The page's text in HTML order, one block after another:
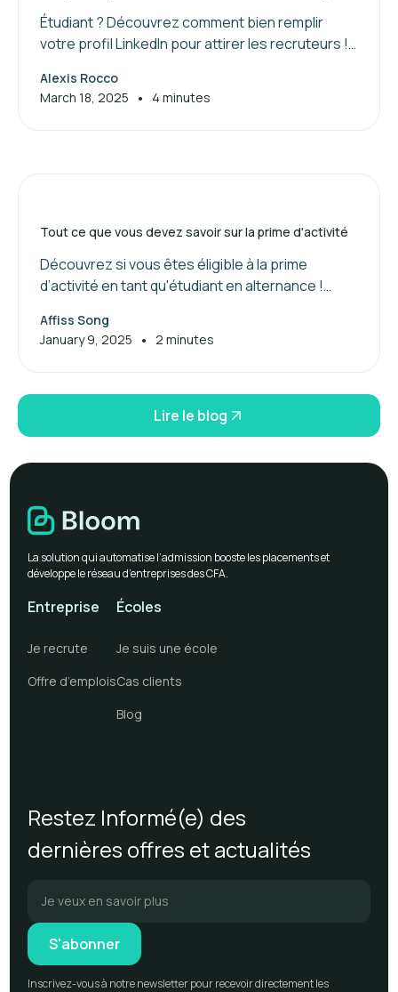
Étudiant ? Découvrez comment bien remplir
votre profil LinkedIn pour attirer les recruteurs !
compétences et booster votre réseau.
Alexis Rocco
March 18, 2025
• 4 minutes
Tout ce que vous devez savoir sur la prime d'activité
Découvrez si vous êtes éligible à la prime
d’activité en tant qu'étudiant en alternance !
Affiss Song
January 9, 2025
• 2 minutes
Lire le blog
Restez Informé(e) des
dernières offres et actualités
Inscrivez-vous à notre newsletter pour recevoir directement les
La solution qui automatise l’admission booste les placements et
développe le réseau d’entreprises des CFA.
Entreprise
Je recrute
Offre d’emplois
Écoles
Je suis une école
Cas clients
Blog